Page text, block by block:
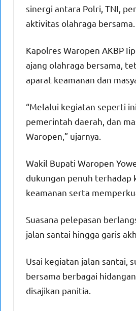
sinergi antara Polri, TNI,
aktivitas olahraga bersama.
Kapolres Waropen AKBP
ajang olahraga bersama,
aparat keamanan dan
“Melalui kegiatan seperti
pemerintah daerah, dan
Waropen,” ujarnya.
Wakil Bupati Waropen
dukungan penuh terhadap
keamanan serta
Suasana pelepasan
jalan santai hingga garis
Usai kegiatan jalan santai,
bersama berbagai
disajikan panitia.